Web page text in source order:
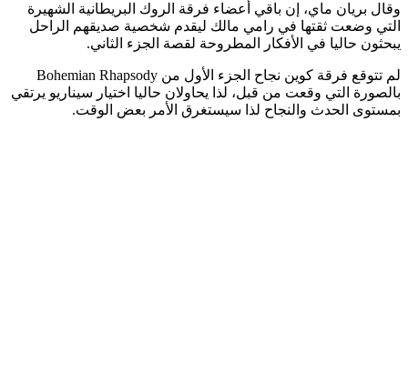
وقال بريان ماي، إن باقي أعضاء فرقة الروك البريطانية الشهيرة
التي وضعت ثقتها في رامي مالك ليقدم شخصية صديقهم الراحل
يبحثون حاليا في الأفكار المطروحة لقصة الجزء الثاني.
لم تتوقع فرقة كوين نجاح الجزء الأول من Bohemian Rhapsody
بالصورة التي وقعت من قبل، لذا يحاولان حاليا اختيار سيناريو يرتقي
بمستوى الحدث والنجاح لذا سيستغرق الأمر بعض الوقت.